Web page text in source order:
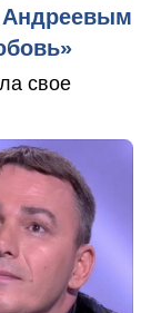
Андреевым
свое